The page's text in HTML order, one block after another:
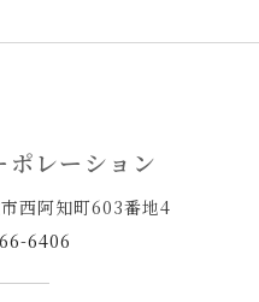
レーション
西阿知町603番地4
6406